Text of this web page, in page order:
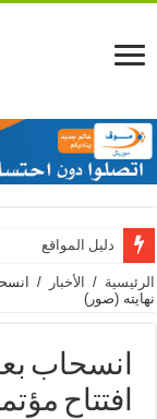
دليل المواقع
الرئيسية / الأخبار /
نهايته (صور)
انسحاب
افتتاح